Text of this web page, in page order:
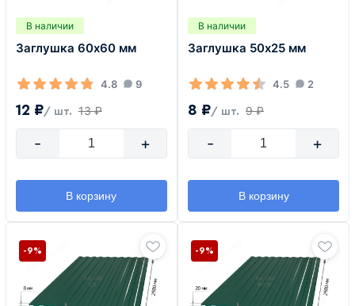
В наличии
Заглушка 60х60 мм
4.8 9
12 ₽/ шт. 13 ₽
- +
В корзину
В наличии
Заглушка 50х25 мм
4.5 2
8 ₽/ шт. 9 ₽
- +
В корзину
-9% -9%